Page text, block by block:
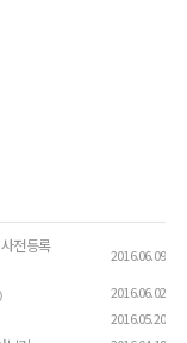
전등록
2016.06.09
2016.06.02
2016.05.20